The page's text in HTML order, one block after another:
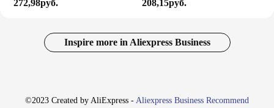
272,98руб. 208,15руб.
Inspire more in Aliexpress Business
©2023 Created by AliExpress - Aliexpress Business Recommend